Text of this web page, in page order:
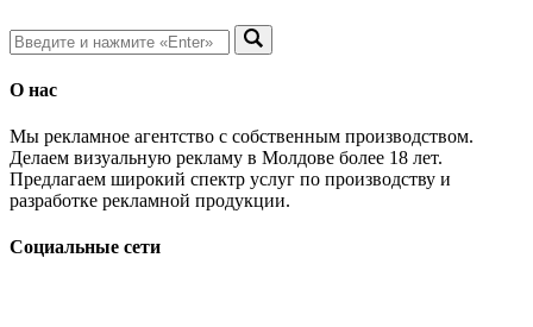
О нас
Мы рекламное агентство с собственным производством.
Делаем визуальную рекламу в Молдове более 18 лет.
Предлагаем широкий спектр услуг по производству и
разработке рекламной продукции.
Социальные сети